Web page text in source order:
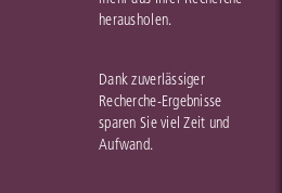
herausholen.
Dank zuverlässiger
Recherche-Ergebnisse
sparen Sie viel Zeit und
Aufwand.